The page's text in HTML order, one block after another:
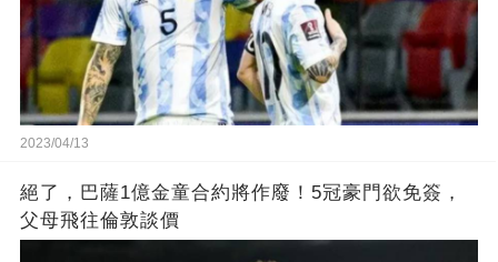
2023/04/13
絕了，巴薩1億金童合約將作廢！5冠豪門欲免簽，
父母飛往倫敦談價